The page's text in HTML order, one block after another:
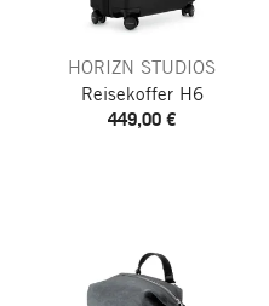
HORIZN STUDIOS
Reisekoffer H6
449,00 €